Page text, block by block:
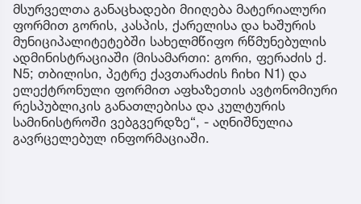
მსურველთა განაცხადები მიიღება მატერიალური
ფორმით გორის, კასპის, ქარელისა და ხაშურის
მუნიციპალიტეტებში სახელმწიფო რწმუნებულის
ადმინისტრაციაში (მისამართი: გორი, ფერაძის ქ.
N5; თბილისი, პეტრე ქავთარაძის ჩიხი N1) და
ელექტრონული ფორმით აფხაზეთის ავტონომიური
რესპუბლიკის განათლებისა და კულტურის
სამინისტროში ვებგვერდზე“, - აღნიშნულია
გავრცელებულ ინფორმაციაში.